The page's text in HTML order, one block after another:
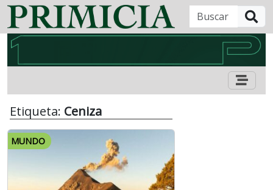
Etiqueta: Ceniza
MUNDO